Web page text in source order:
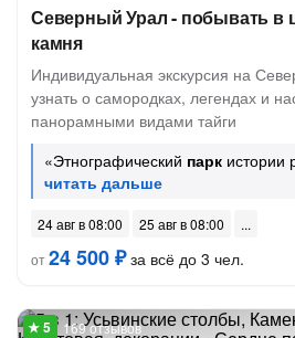
Северный Урал - побывать в
камня
Индивидуальная экскурсия на
узнать о самородках, легендах и
панорамными видами тайги
«Этнографический парк истории
24 авг в 08:00
25 авг в 08:00
от24 500 ₽за всё до 3 чел.
169 отзывов